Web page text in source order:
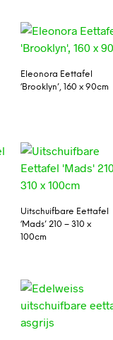
Eleonora Eettafel
‘Brooklyn’, 160 x 90cm
Uitschuifbare Eettafel
‘Mads’ 210 – 310 x
100cm